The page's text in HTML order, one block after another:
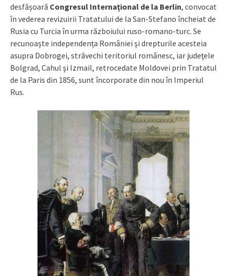
desfășoară Congresul Internațional de la Berlin, convocat
în vederea revizuirii Tratatului de la San-Stefano încheiat de
Rusia cu Turcia în urma războiului ruso-romano-turc. Se
recunoaște independența României şi drepturile acesteia
asupra Dobrogei, străvechi teritoriul românesc, iar judeţele
Bolgrad, Cahul şi Izmail, retrocedate Moldovei prin Tratatul
de la Paris din 1856, sunt încorporate din nou în Imperiul
Rus.